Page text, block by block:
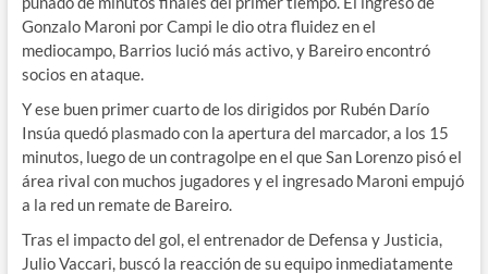
Gonzalo Maroni por Campi le dio otra fluidez en el
mediocampo, Barrios lució más activo, y Bareiro encontró
socios en ataque.
Y ese buen primer cuarto de los dirigidos por Rubén Darío
Insúa quedó plasmado con la apertura del marcador, a los 15
minutos, luego de un contragolpe en el que San Lorenzo pisó el
área rival con muchos jugadores y el ingresado Maroni empujó
a la red un remate de Bareiro.
Tras el impacto del gol, el entrenador de Defensa y Justicia,
Julio Vaccari, buscó la reacción de su equipo inmediatamente